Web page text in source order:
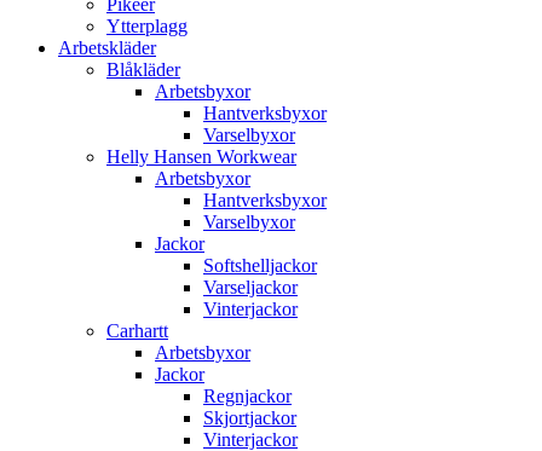
Pikéer
Ytterplagg
Arbetskläder
Blåkläder
Arbetsbyxor
Hantverksbyxor
Varselbyxor
Helly Hansen Workwear
Arbetsbyxor
Hantverksbyxor
Varselbyxor
Jackor
Softshelljackor
Varseljackor
Vinterjackor
Carhartt
Arbetsbyxor
Jackor
Regnjackor
Skjortjackor
Vinterjackor